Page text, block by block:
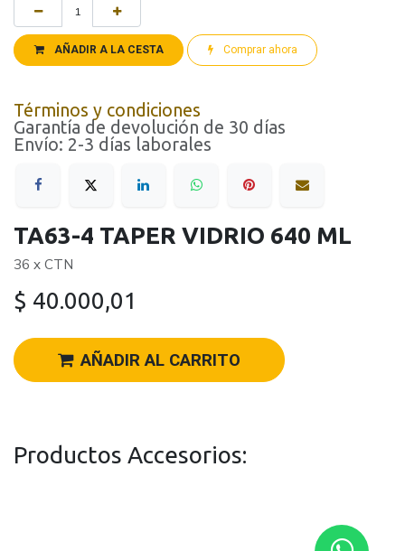
AÑADIR A LA CESTA Comprar ahora
Términos y condiciones
Garantía de devolución de 30 días
Envío: 2-3 días laborales
TA63-4 TAPER VIDRIO 640 ML
36 x CTN
$ 40.000,01
AÑADIR AL CARRITO
Productos Accesorios: